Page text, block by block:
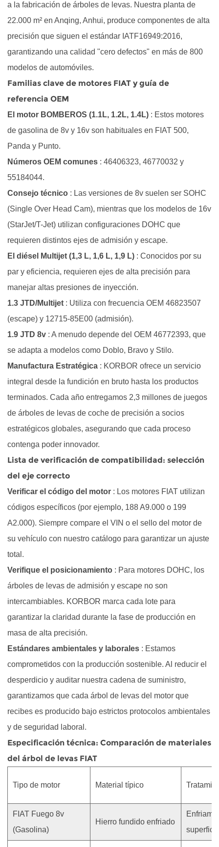
3
Lista
de
verificación
selección
del
eje
correcto
técnica:
Comparación
de
materiales
del
de
levas
FIAT
5
¿Por
asociarse
con
KORBOR
para
componentes
FIAT?
Preguntas
frecuentes
técnicas
incondicionales
7
a la fabricación de árboles de levas. Nuestra planta de
22.000 m² en Anqing, Anhui, produce componentes de alta
precisión que siguen el estándar IATF16949:2016,
garantizando una calidad "cero defectos" en más de 800
modelos de automóviles.
Familias clave de motores FIAT y guía de
referencia OEM
El motor BOMBEROS (1.1L, 1.2L, 1.4L) : Estos motores
de gasolina de 8v y 16v son habituales en FIAT 500,
Panda y Punto.
Números OEM comunes : 46406323, 46770032 y
55184044.
Consejo técnico : Las versiones de 8v suelen ser SOHC
(Single Over Head Cam), mientras que los modelos de 16v
(StarJet/T-Jet) utilizan configuraciones DOHC que
requieren distintos ejes de admisión y escape.
El diésel Multijet (1,3 L, 1,6 L, 1,9 L) : Conocidos por su
par y eficiencia, requieren ejes de alta precisión para
manejar altas presiones de inyección.
1.3 JTD/Multijet : Utiliza con frecuencia OEM 46823507
(escape) y 12715-85E00 (admisión).
1.9 JTD 8v : A menudo depende del OEM 46772393, que
se adapta a modelos como Doblo, Bravo y Stilo.
Manufactura Estratégica : KORBOR ofrece un servicio
integral desde la fundición en bruto hasta los productos
terminados. Cada año entregamos 2,3 millones de juegos
de árboles de levas de coche de precisión a socios
estratégicos globales, asegurando que cada proceso
contenga poder innovador.
Lista de verificación de compatibilidad: selección
del eje correcto
Verificar el código del motor : Los motores FIAT utilizan
códigos específicos (por ejemplo, 188 A9.000 o 199
A2.000). Siempre compare el VIN o el sello del motor de
su vehículo con nuestro catálogo para garantizar un ajuste
total.
Verifique el posicionamiento : Para motores DOHC, los
árboles de levas de admisión y escape no son
intercambiables. KORBOR marca cada lote para
garantizar la claridad durante la fase de producción en
masa de alta precisión.
Estándares ambientales y laborales : Estamos
comprometidos con la producción sostenible. Al reducir el
desperdicio y auditar nuestra cadena de suministro,
garantizamos que cada árbol de levas del motor que
recibes es producido bajo estrictos protocolos ambientales
y de seguridad laboral.
Especificación técnica: Comparación de materiales
del árbol de levas FIAT
Tipo de motor Material típico
FIAT Fuego 8v
(Gasolina)
Hierro fundido enfriado